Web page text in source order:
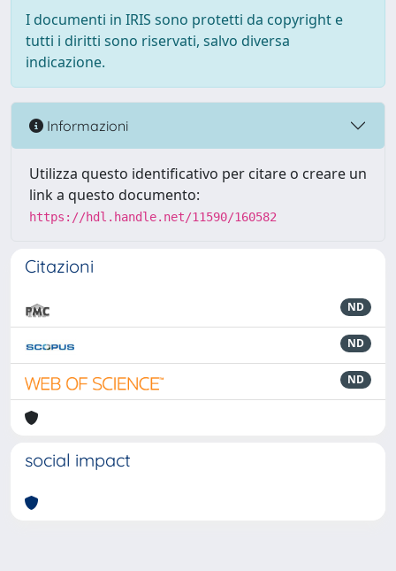
I documenti in IRIS sono protetti da copyright e
tutti i diritti sono riservati, salvo diversa
indicazione.
Informazioni
Utilizza questo identificativo per citare o creare un
link a questo documento:
https://hdl.handle.net/11590/160582
Citazioni
ND
ND
ND
social impact